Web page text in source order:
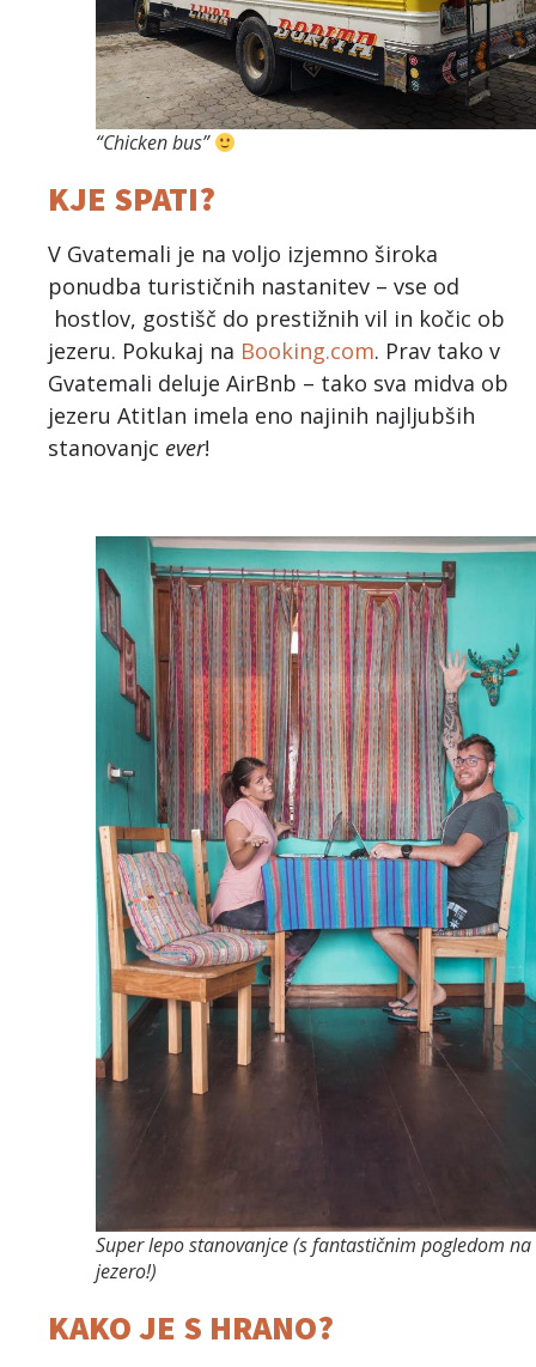
“Chicken bus”
KJE SPATI?
V Gvatemali je na voljo izjemno široka
ponudba turističnih nastanitev – vse od
hostlov, gostišč do prestižnih vil in kočic ob
jezeru. Pokukaj na Booking.com. Prav tako v
Gvatemali deluje AirBnb – tako sva midva ob
jezeru Atitlan imela eno najinih najljubših
stanovanjc ever!
Super lepo stanovanjce (s fantastičnim pogledom na
jezero!)
KAKO JE S HRANO?